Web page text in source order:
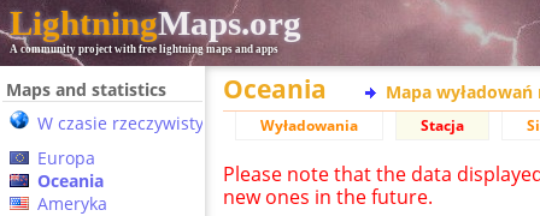
LightningMaps.org
A community project with free lightning maps and apps
Maps and statistics
W czasie rzeczywistym
Europa
Oceania
Ameryka
Oceania Mapa wyładowań
Wyładowania Stacja
Please note that the data
new ones in the future.